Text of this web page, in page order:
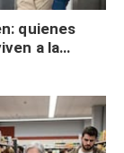
quienes
a la